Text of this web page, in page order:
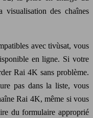
des chaînes
avec tivùsat, vous
en ligne. Si votre
Rai 4K sans problème.
pas dans la liste, vous
Rai 4K, même si vous
du formulaire approprié